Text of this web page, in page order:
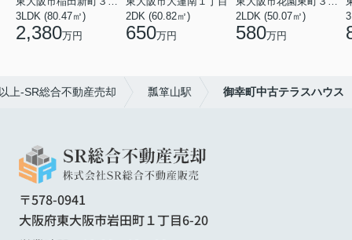
3LDK (80.47㎡)
2,380万円
2DK (60.82㎡)
650万円
2LDK (50.07㎡)
580万円
上-SR総合不動産売却 瓢箪山駅 御幸町中古テラスハウス
〒578-0941
大阪府東大阪市岩田町１丁目6-20